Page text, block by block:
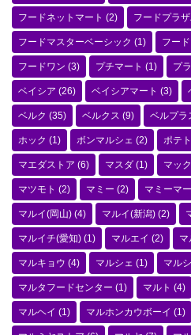
フードネットマート (2) フードプラ
フードマスターベーシック (1) フー
フードワン (3) プチマート (1) プ
ベイシア (26) ベイシアマート (3)
ベルク (35) ベルクス (9) ベルプラ
ホック (1) ボンマルシェ (2) ポテト
マエダストア (6) マスダ (1) マッ
マツモト (2) マミー (2) マミーマ
マルイ(岡山) (4) マルイ(新潟) (2)
マルイチ(愛知) (1) マルエイ (2) マ
マルキョウ (4) マルシェ (1) マル
マルタフードセンター (1) マルト (4)
マルヘイ (1) マルホンカウボーイ (1)